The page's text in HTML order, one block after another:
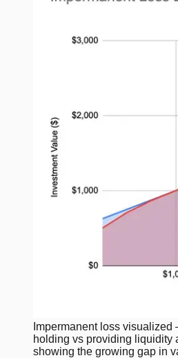
Impermanent loss
holding vs providing liquidity
showing the growing gap in